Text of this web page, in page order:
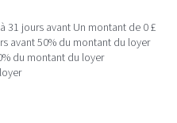
31 jours avant Un montant de 0 £
avant50% du montant du loyer
du montant du loyer